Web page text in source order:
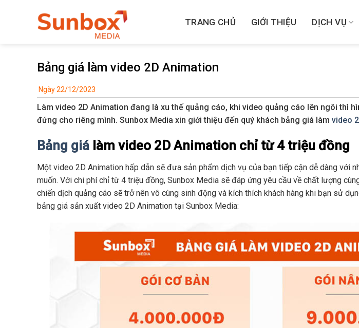
TRANG CHỦ GIỚI THIỆU DỊCH VỤ
Bảng giá làm video 2D Animation
Ngày 22/12/2023
Làm video 2D Animation đang là xu thế quảng cáo, khi video quảng cáo lên ngôi thì
đứng cho riêng mình. Sunbox Media xin giới thiệu đến quý khách bảng giá làm video
Bảng giá làm video 2D Animation chỉ từ 4 triệu đồng
Một video 2D Animation hấp dẫn sẽ đưa sản phẩm dịch vụ của bạn tiếp cận dễ dàng với
muốn. Với chi phí chỉ từ 4 triệu đồng, Sunbox Media sẽ đáp ứng yêu cầu về chất lượng
chiến dịch quảng cáo sẽ trở nên vô cùng sinh động và kích thích khách hàng khi bạn sử
bảng giá sản xuất video 2D Animation tại Sunbox Media: